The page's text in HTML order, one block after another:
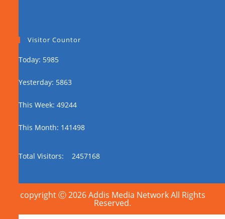
Visitor Countor
Today: 5985
Yesterday: 5863
This Week: 49244
This Month: 141498
Total Visitors: 2457168
copyright Ⓒ 2026 Addis Media Network All Rights
Reserved.